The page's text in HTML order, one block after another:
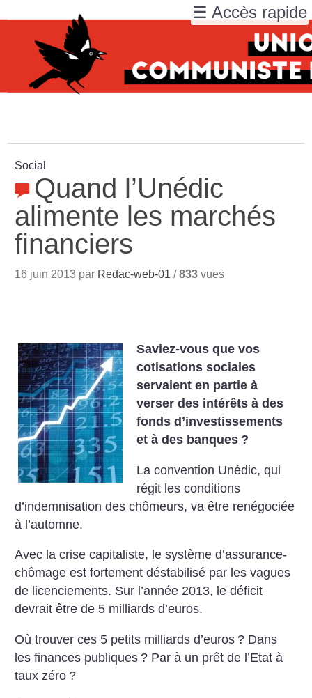
Social
Quand l’Unédic
alimente les marchés
financiers
16 juin 2013 par Redac-web-01 /833 vues
Saviez-vous que vos
cotisations sociales
servaient en partie à
verser des intérêts à des
fonds d’investissements
et à des banques ?
La convention Unédic, qui
régit les conditions
d’indemnisation des chômeurs, va être renégociée
à l’automne.
Avec la crise capitaliste, le système d’assurance-
chômage est fortement déstabilisé par les vagues
de licenciements. Sur l’année 2013, le déficit
devrait être de 5 milliards d’euros.
Où trouver ces 5 petits milliards d’euros ? Dans
les finances publiques ? Par à un prêt de l’Etat à
taux zéro ?
☰ Accès rapide